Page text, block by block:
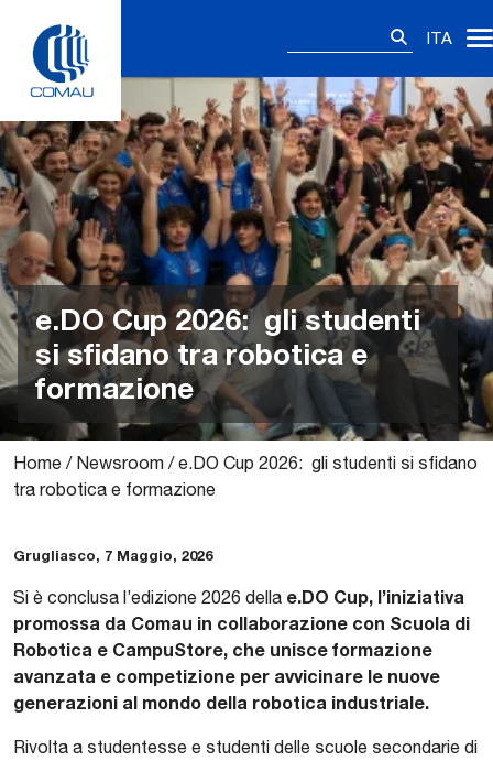
content
ITA
e.DO Cup 2026: gli studenti
si sfidano tra robotica e
formazione
Home / Newsroom /e.DO Cup 2026: gli studenti si sfidano
tra robotica e formazione
Grugliasco, 7 Maggio, 2026
Si è conclusa l’edizione 2026 della e.DO Cup, l’iniziativa
promossa da Comau in collaborazione con Scuola di
Robotica e CampuStore, che unisce formazione
avanzata e competizione per avvicinare le nuove
generazioni al mondo della robotica industriale.
Rivolta a studentesse e studenti delle scuole secondarie di